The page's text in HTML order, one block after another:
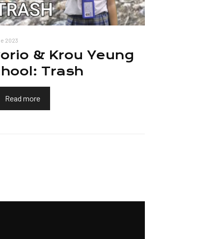
2023
& Krou Yeung
Trash
Read more